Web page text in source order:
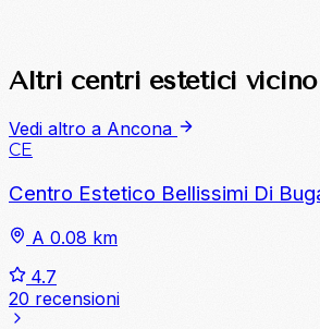
Altri centri estetici vicino
Vedi altro a Ancona
CE
Centro Estetico Bellissimi Di
A 0.08 km
4.7
20 recensioni